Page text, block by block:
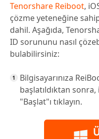
Tenorshare Reiboot,
çözme yeteneğine
dahil. Aşağıda,
ID sorununu nasıl
bulabilirsiniz:
Bilgisayarınıza
başlatıldıktan sonra,
"Başlat"ı tıklayın.